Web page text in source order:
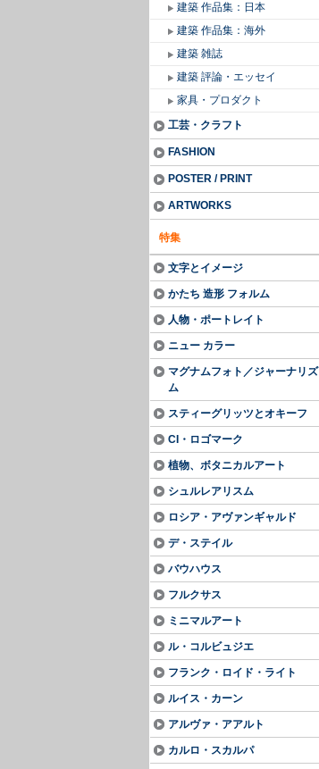
建築 作品集：日本
建築 作品集：海外
建築 雑誌
建築 評論・エッセイ
家具・プロダクト
工芸・クラフト
FASHION
POSTER / PRINT
ARTWORKS
特集
文字とイメージ
かたち 造形 フォルム
人物・ポートレイト
ニュー カラー
マグナムフォト／ジャーナリズ
ム
スティーグリッツとオキーフ
CI・ロゴマーク
植物、ボタニカルアート
シュルレアリスム
ロシア・アヴァンギャルド
デ・ステイル
バウハウス
フルクサス
ミニマルアート
ル・コルビュジエ
フランク・ロイド・ライト
ルイス・カーン
アルヴァ・アアルト
カルロ・スカルパ